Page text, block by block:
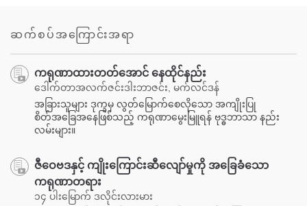
ဆက်စပ်အကြောင်းအရာ
ကရုဏာထားတတ်အောင် နေထိုင်နည်း
ဒေါက်တာအလက်ဇင်းဒါးဘာဇင်း, မက်လင်ဒန်
အခြားသူများ ဒုက္ခမှ လွတ်မြောက်စေလိုသော အကျိုးပြု
စိတ်အခြေအနေဖြစ်သည့် ကရုဏာမွေးမြူရန် ဗုဒ္ဓဘာသာ နည်း
လမ်းများ။
ဇီဝေဗဒနှင့် ကျိုးကြောင်းဆီလျော်မှုကို အခြေခံသော
ကရုဏာတရား
၁၄ ပါးမြောက် ဒလိုင်းလားမား